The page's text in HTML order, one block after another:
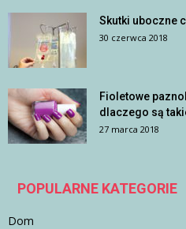
Skutki uboczne
30 czerwca 2018
Fioletowe
dlaczego są
27 marca 2018
POPULARNE KATEGORIE
Dom